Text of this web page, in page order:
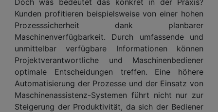
Kunden profitieren beispielsweise von einer hohen
Prozesssicherheit dank planbarer
Maschinenverfügbarkeit. Durch umfassende und
unmittelbar verfügbare Informationen können
Projektverantwortliche und Maschinenbediener
optimale Entscheidungen treffen. Eine höhere
Automatisierung der Prozesse und der Einsatz von
Maschinenassistenz-Systemen führt nicht nur zur
Steigerung der Produktivität, da sich der Bediener